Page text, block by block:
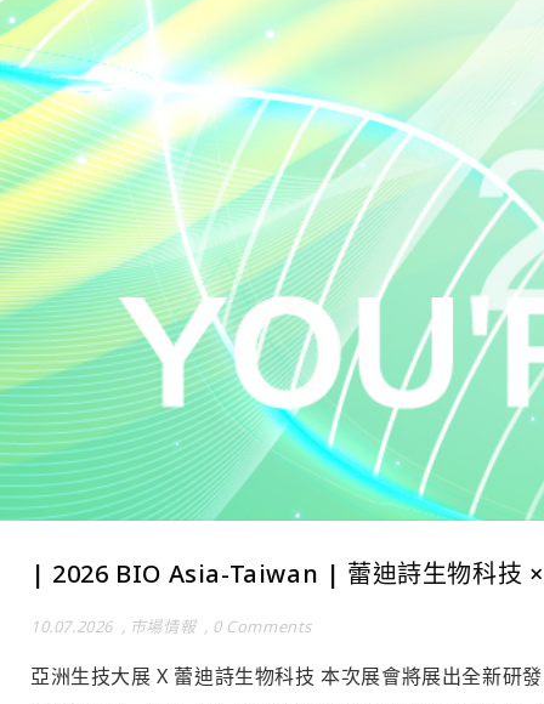
| 2026 BIO Asia-Taiwan | 蕾迪詩生物科技
10.07.2026 , 市場情報 , 0 Comments
亞洲生技大展 X 蕾迪詩生物科技 本次展會將展出全新研